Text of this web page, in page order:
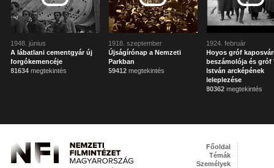
1948. június
A lábatlani cementgyár új
forgókemencéje
81634 megtekintés
1918. szeptember
Újságírónap a Nemzeti
Parkban
59412 megtekintés
1924. február
Hoyos gróf
beszámolója és gróf
István arcképének
leleplezése
80362 megtekintés
Főoldal
Témák
Személyek